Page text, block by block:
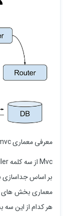
معرفی معماری mvc
بر اساس جداسازی
معماری بخش های
هر کدام از این